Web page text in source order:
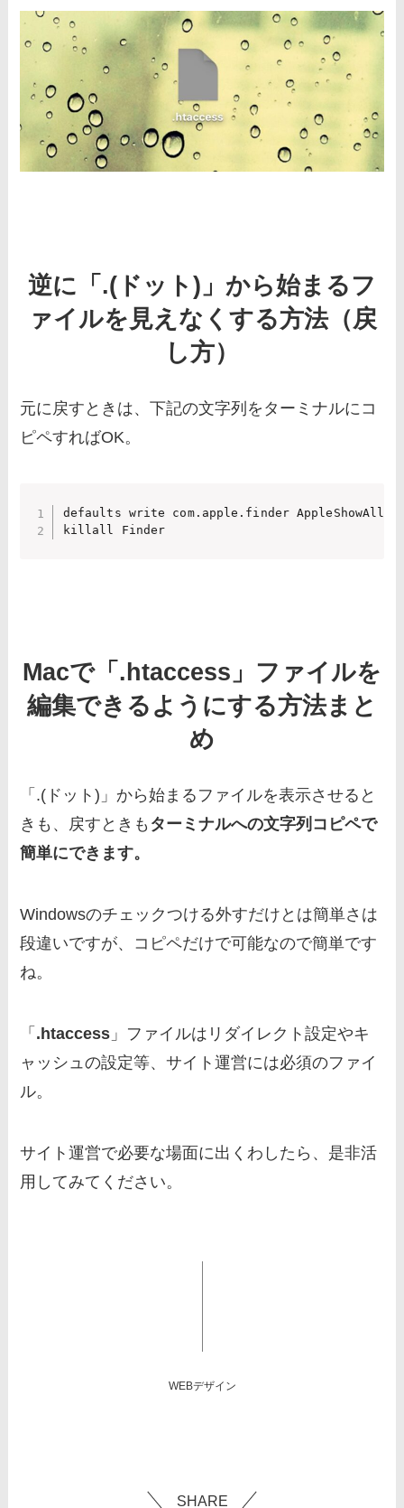
逆に「.(ドット)」から始まるフ
ァイルを見えなくする方法（戻
し方）
元に戻すときは、下記の文字列をターミナルにコ
ピペすればOK。
defaults write com.apple.finder
killall Finder
Macで「.htaccess」ファイルを
編集できるようにする方法まと
め
「.(ドット)」から始まるファイルを表示させると
きも、戻すときも ターミナルへの文字列コピペで
簡単にできます。
Windowsのチェックつける外すだけとは簡単さは
段違いですが、コピペだけで可能なので簡単です
ね。
「 .htaccess 」ファイルはリダイレクト設定やキ
ャッシュの設定等、サイト運営には必須のファイ
ル。
サイト運営で必要な場面に出くわしたら、是非活
用してみてください。
WEBデザイン
SHARE